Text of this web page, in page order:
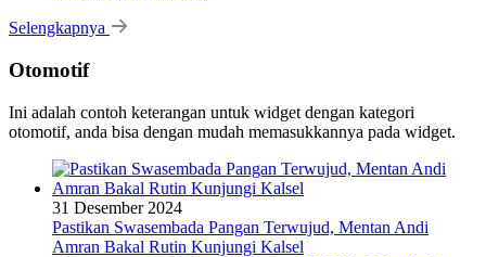
Selengkapnya
Otomotif
Ini adalah contoh keterangan untuk widget dengan kategori
otomotif, anda bisa dengan mudah memasukkannya pada widget.
31 Desember 2024
Pastikan Swasembada Pangan Terwujud, Mentan Andi
Amran Bakal Rutin Kunjungi Kalsel